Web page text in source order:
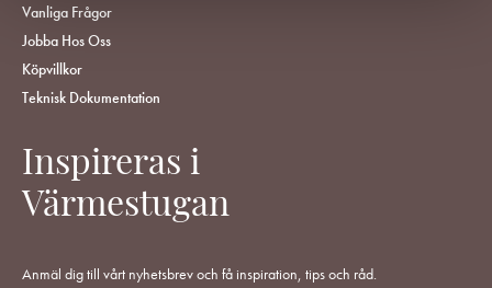
Vanliga Frågor
Jobba Hos Oss
Köpvillkor
Teknisk Dokumentation
Inspireras i
Värmestugan
Anmäl dig till vårt nyhetsbrev och få inspiration, tips och råd.